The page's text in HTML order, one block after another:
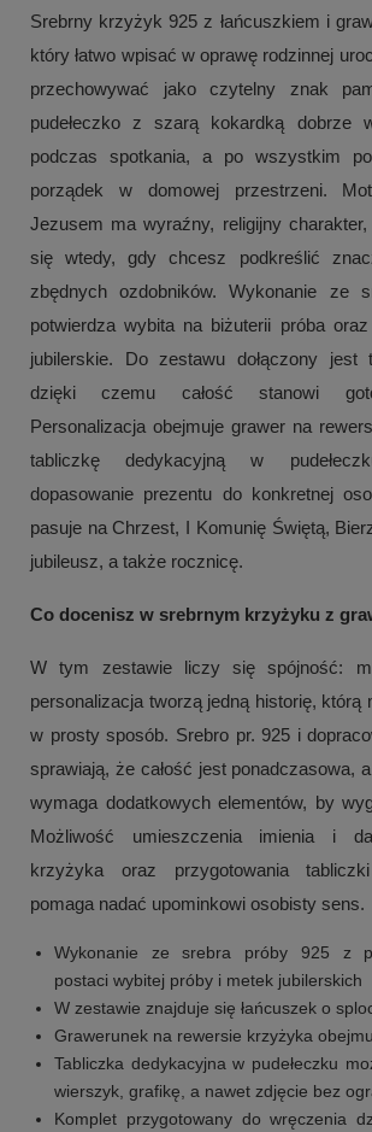
Srebrny krzyżyk 925 z łańcuszkiem i
który łatwo wpisać w oprawę rodzinnej
przechowywać jako czytelny znak
pudełeczko z szarą kokardką dobrze
podczas spotkania, a po wszystkim
porządek w domowej przestrzeni.
Jezusem ma wyraźny, religijny
się wtedy, gdy chcesz podkreślić
zbędnych ozdobników. Wykonanie ze
potwierdza wybita na biżuterii próba oraz
jubilerskie. Do zestawu dołączony jest
dzięki czemu całość stanowi
Personalizacja obejmuje grawer na
tabliczkę dedykacyjną w
dopasowanie prezentu do konkretnej
pasuje na Chrzest, I Komunię Świętą,
jubileusz, a także rocznicę.
Co docenisz w srebrnym krzyżyku z
W tym zestawie liczy się spójność:
personalizacja tworzą jedną historię, którą
w prosty sposób. Srebro pr. 925 i
sprawiają, że całość jest ponadczasowa,
wymaga dodatkowych elementów, by
Możliwość umieszczenia imienia i
krzyżyka oraz przygotowania
pomaga nadać upominkowi osobisty sens.
Wykonanie ze srebra próby 925 z
postaci wybitej próby i metek jubilerskich
W zestawie znajduje się łańcuszek o
Grawerunek na rewersie krzyżyka
Tabliczka dedykacyjna w pudełeczku
wierszyk, grafikę, a nawet zdjęcie bez
Komplet przygotowany do wręczenia